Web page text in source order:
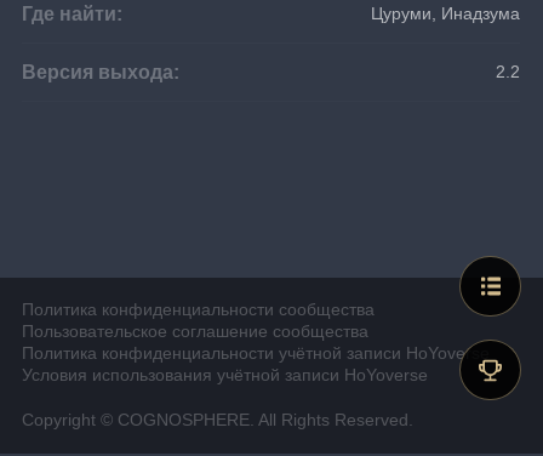
Где найти: Цуруми, Инадзума
Версия выхода: 2.2
Политика конфиденциальности сообщества
Пользовательское соглашение сообщества
Политика конфиденциальности учётной записи HoYoverse
Условия использования учётной записи HoYoverse
Copyright © COGNOSPHERE. All Rights Reserved.